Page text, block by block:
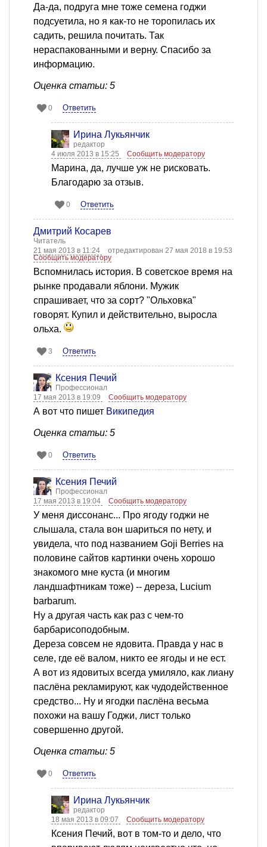
Да-да, подруга мне тоже семена годжи
подсуетила, но я как-то не торопилась их
садить, решила почитать. Так
нераспакованными и верну. Спасибо за
информацию.
Оценка статьи: 5
0 Ответить
Ирина Лукьянчик
редактор
4 июля 2013 в 15:25
Сообщить модератору
Марина, да, лучше уж не рисковать.
Благодарю за отзыв.
0 Ответить
Дмитрий Косарев
Читатель
21 мая 2013 в 11:24
отредактирован 27 мая 2018 в 19:53
Сообщить модератору
Вспомнилась история. В советское время на
рынке продавали яблони. Мужик
спрашивает, что за сорт? "Ольховка"
говорят. Купил и действительно, выросла
ольха.
3 Ответить
Ксения Печий
Профессионал
17 мая 2013 в 19:09
Сообщить модератору
А вот что пишет Википедия
Оценка статьи: 5
0 Ответить
Ксения Печий
Профессионал
17 мая 2013 в 19:04
Сообщить модератору
У меня диссонанс... Про ягоду годжи не
слышала, стала вон шариться по нету, и
увидела, что под названием Goji Berries на
половине сайтов картинки очень хорошо
знакомого мне куста (и многим
ландшафтникам тоже) -- дереза, Lucium
barbarum.
Ну а другая часть как раз с чем-то
барбарисоподобным.
Дереза совсем не ядовита. Правда у нас в
селе, где её валом, никто ее ягоды и не ест.
А вот из ядовитых всегда умиляло, как лиану
паслёна рекламируют, как чудодейственное
средство... Ну и ягодки паслёна весьма
похожи на вашу Годжи, лист только
совершенно другой.
Оценка статьи: 5
0 Ответить
Ирина Лукьянчик
редактор
18 мая 2013 в 09:07
Сообщить модератору
Ксения Печий, вот в том-то и дело, что